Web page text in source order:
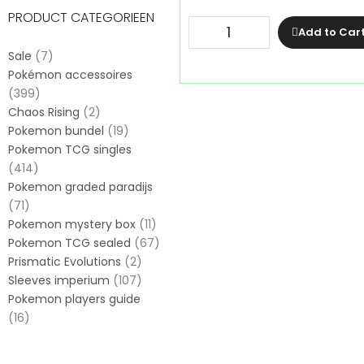
PRODUCT CATEGORIEEN
Sale (7)
Pokémon accessoires
(399)
Chaos Rising (2)
Pokemon bundel (19)
Pokemon TCG singles
(414)
Pokemon graded paradijs
(71)
Pokemon mystery box (11)
Pokemon TCG sealed (67)
Prismatic Evolutions (2)
Sleeves imperium (107)
Pokemon players guide
(16)
Add to